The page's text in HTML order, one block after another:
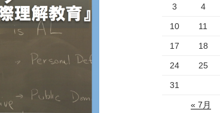
3 4
10 11
17 18
24 25
31
« 7月